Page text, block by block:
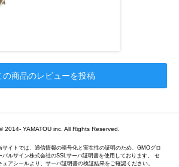
の商品のレビューを投稿
2014- YAMATOU inc. All Rights Reserved.
サイトでは、通信情報の暗号化と実在性の証明のため、GMOグロ
バルサイン株式会社のSSLサーバ証明書を使用しております。 セ
ュアシールより、サーバ証明書の検証結果をご確認ください。